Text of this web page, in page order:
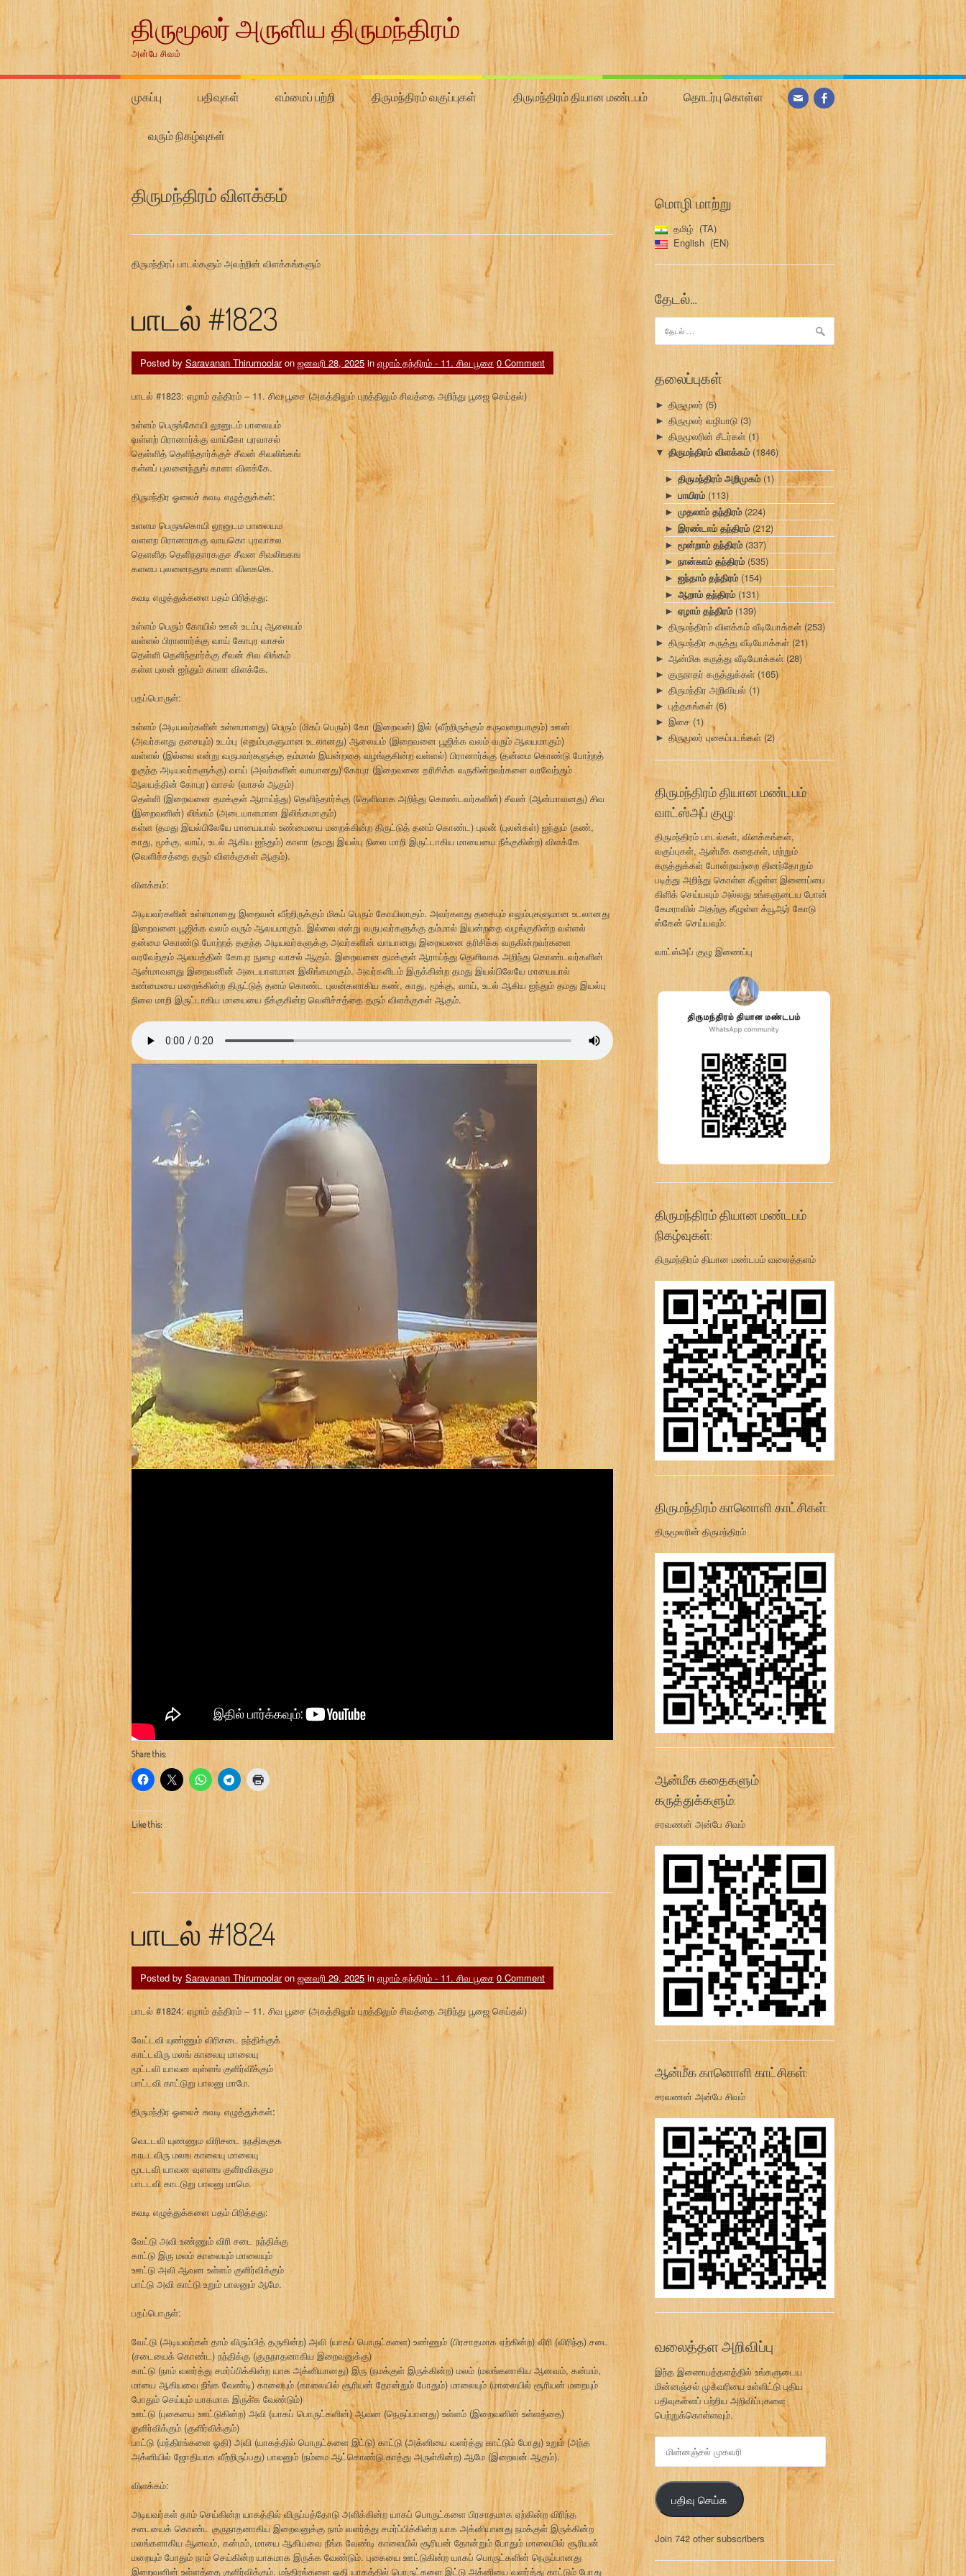
திருமூலர் அருளிய திருமந்திரம்
அன்பே சிவம்
முகப்பு பதிவுகள் எம்மைப் பற்றி திருமந்திரம் வகுப்புகள் திருமந்திரம் தியான மண்டபம் தொடர்பு கொள்ள
வரும் நிகழ்வுகள்
திருமந்திரம் விளக்கம்
திருமந்திரப் பாடல்களும் அவற்றின் விளக்கங்களும்
பாடல் #1823
Posted by Saravanan Thirumoolaron ஜனவரி 28, 2025 in ஏழாம் தந்திரம் - 11. சிவ பூசை 0 Comment
பாடல் #1823: ஏழாம் தந்திரம் – 11. சிவ பூசை (அகத்திலும் புறத்திலும் சிவத்தை அறிந்து பூஜை செய்தல்)
உள்ளம் பெருங்கோயி லூனுடம் பாலையம்
வள்ளற் பிரானார்க்கு வாய்கோ புரவாசல்
தெள்ளித் தெளிந்தார்க்குச் சீவன் சிவலிங்கங்
கள்ளப் புலனைந்துங் காளா விளக்கே.
திருமந்திர ஓலைச் சுவடி எழுத்துக்கள்:
உளளம பெருஙகொயி லூனுடம பாலையம
வளளற பிரானாரககு வாயகொ புரவாசல
தெளளித தெளிநதாரககுச சீவன சிவலிஙகங
களளப புலனைநதுங காளா விளககெ.
சுவடி எழுத்துக்களை பதம் பிரித்தது:
உள்ளம் பெரும் கோயில் ஊன் உடம்பு ஆலையம்
வள்ளல் பிரானார்க்கு வாய் கோபுர வாசல்
தெள்ளி தெளிந்தார்க்கு சீவன் சிவ லிங்கம்
கள்ள புலன் ஐந்தும் காளா விளக்கே.
பதப்பொருள்:
உள்ளம் (அடியவர்களின் உள்ளமானது) பெரும் (மிகப் பெரும்) கோ (இறைவன்) இல் (வீற்றிருக்கும் கருவறையாகும்) ஊன்
(அவர்களது தசையும்) உடம்பு (எலும்புகளுமான உடலானது) ஆலையம் (இறைவனை பூஜிக்க வலம் வரும் ஆலயமாகும்)
வள்ளல் (இல்லை என்று வருபவர்களுக்கு தம்மால் இயன்றதை வழங்குகின்ற வள்ளல்) பிரானார்க்கு (தன்மை கொண்டு போற்றத்
தகுந்த அடியவர்களுக்கு) வாய் (அவர்களின் வாயானது) கோபுர (இறைவனை தரிசிக்க வருகின்றவர்களை வரவேற்கும்
ஆலயத்தின் கோபுர) வாசல் (வாசல் ஆகும்)
தெள்ளி (இறைவனை தமக்குள் ஆராய்ந்து) தெளிந்தார்க்கு (தெளிவாக அறிந்து கொண்டவர்களின்) சீவன் (ஆன்மாவனது) சிவ
(இறைவனின்) லிங்கம் (அடையாளமான இலிங்கமாகும்)
கள்ள (தமது இயல்பிலேயே மாயையால் உண்மையை மறைக்கின்ற திருட்டுத் தனம் கொண்ட) புலன் (புலன்கள்) ஐந்தும் (கண்,
காது, மூக்கு, வாய், உடல் ஆகிய ஐந்தும்) காளா (தமது இயல்பு நிலை மாறி இருட்டாகிய மாயையை நீக்குகின்ற) விளக்கே
(வெளிச்சத்தை தரும் விளக்குகள் ஆகும்).
விளக்கம்:
அடியவர்களின் உள்ளமானது இறைவன் வீற்றிருக்கும் மிகப் பெரும் கோயிலாகும். அவர்களது தசையும் எலும்புகளுமான உடலானது
இறைவனை பூஜிக்க வலம் வரும் ஆலயமாகும். இல்லை என்று வருபவர்களுக்கு தம்மால் இயன்றதை வழங்குகின்ற வள்ளல்
தன்மை கொண்டு போற்றத் தகுந்த அடியவர்களுக்கு அவர்களின் வாயானது இறைவனை தரிசிக்க வருகின்றவர்களை
வரவேற்கும் ஆலயத்தின் கோபுர நுழை வாசல் ஆகும். இறைவனை தமக்குள் ஆராய்ந்து தெளிவாக அறிந்து கொண்டவர்களின்
ஆன்மாவனது இறைவனின் அடையாளமான இலிங்கமாகும். அவர்களிடம் இருக்கின்ற தமது இயல்பிலேயே மாயையால்
உண்மையை மறைக்கின்ற திருட்டுத் தனம் கொண்ட புலன்களாகிய கண், காது, மூக்கு, வாய், உடல் ஆகிய ஐந்தும் தமது இயல்பு
நிலை மாறி இருட்டாகிய மாயையை நீக்குகின்ற வெளிச்சத்தை தரும் விளக்குகள் ஆகும்.
Share this:
Like this:
பாடல் #1824
Posted by Saravanan Thirumoolaron ஜனவரி 29, 2025 in ஏழாம் தந்திரம் - 11. சிவ பூசை 0 Comment
பாடல் #1824: ஏழாம் தந்திரம் – 11. சிவ பூசை (அகத்திலும் புறத்திலும் சிவத்தை அறிந்து பூஜை செய்தல்)
வேட்டவி யுண்ணும் விரிசடை நந்திக்குக்
காட்டவிரு மலங் காலையு மாலையு
மூட்டவி யாவன வுள்ளங் குளிர்விக்கும்
பாட்டவி காட்டுறு பாலனு மாமே.
திருமந்திர ஓலைச் சுவடி எழுத்துக்கள்:
வெடடவி யுணணும விரிசடை நநதிககுக
காடடவிரு மலங காலையு மாலையு
மூடடவி யாவன வுளளங குளிரவிககும
பாடடவி காடடுறு பாலனு மாமெ.
சுவடி எழுத்துக்களை பதம் பிரித்தது:
வேட்டு அவி உண்ணும் விரி சடை நந்திக்கு
காட்டு இரு மலம் காலையும் மாலையும்
ஊட்டு அவி ஆவன உள்ளம் குளிர்விக்கும்
பாட்டு அவி காட்டு உறும் பாலனும் ஆமே.
பதப்பொருள்:
வேட்டு (அடியவர்கள் தாம் விரும்பித் தருகின்ற) அவி (யாகப் பொருட்களை) உண்ணும் (பிரசாதமாக ஏற்கின்ற) விரி (விரிந்த) சடை
(சடையைக் கொண்ட) நந்திக்கு (குருநாதனாகிய இறைவனுக்கு)
காட்டு (நாம் வளர்த்து சமர்ப்பிக்கின்ற யாக அக்னியானது) இரு (நமக்குள் இருக்கின்ற) மலம் (மலங்களாகிய ஆனவம், கன்மம்,
மாயை ஆகியவை நீங்க வேண்டி) காலையும் (காலையில் சூரியன் தோன்றும் போதும்) மாலையும் (மாலையில் சூரியன் மறையும்
போதும் செய்யும் யாகமாக இருக்க வேண்டும்)
ஊட்டு (புகையை ஊட்டுகின்ற) அவி (யாகப் பொருட்களின்) ஆவன (நெருப்பானது) உள்ளம் (இறைவனின் உள்ளத்தை)
குளிர்விக்கும் (குளிர்விக்கும்)
பாட்டு (மந்திரங்களை ஓதி) அவி (யாகத்தில் பொருட்களை இட்டு) காட்டு (அக்னியை வளர்த்து காட்டும் போது) உறும் (அந்த
அக்னியில் ஜோதியாக வீற்றிருப்பது) பாலனும் (நம்மை ஆட்கொண்டு காத்து அருள்கின்ற) ஆமே (இறைவன் ஆகும்).
விளக்கம்:
அடியவர்கள் தாம் செய்கின்ற யாகத்தில் விருப்பத்தோடு அளிக்கின்ற யாகப் பொருட்களை பிரசாதமாக ஏற்கின்ற விரிந்த
சடையைக் கொண்ட குருநாதனாகிய இறைவனுக்கு நாம் வளர்த்து சமர்ப்பிக்கின்ற யாக அக்னியானது நமக்குள் இருக்கின்ற
மலங்களாகிய ஆனவம், கன்மம், மாயை ஆகியவை நீங்க வேண்டி காலையில் சூரியன் தோன்றும் போதும் மாலையில் சூரியன்
மறையும் போதும் நாம் செய்கின்ற யாகமாக இருக்க வேண்டும். புகையை ஊட்டுகின்ற யாகப் பொருட்களின் நெருப்பானது
இறைவனின் உள்ளத்தை குளிர்விக்கும். மந்திரங்களை ஓதி யாகத்தில் பொருட்களை இட்டு அக்னியை வளர்த்து காட்டும் போது
மொழி மாற்று
தமிழ்
TA
English
EN
தேடல்…
தேடு:
தலைப்புகள்
► திருமூலர் (5)
► திருமூலர் வழிபாடு (3)
► திருமூலரின் சீடர்கள் (1)
▼ திருமந்திரம் விளக்கம்(1846)
► திருமந்திரம் அறிமுகம்(1)
► பாயிரம்(113)
► முதலாம் தந்திரம்(224)
► இரண்டாம் தந்திரம்(212)
► மூன்றாம் தந்திரம் (337)
► நான்காம் தந்திரம் (535)
► ஐந்தாம் தந்திரம் (154)
► ஆறாம் தந்திரம்(131)
► ஏழாம் தந்திரம்(139)
► திருமந்திரம் விளக்கம் வீடியோக்கள் (253)
► திருமந்திர கருத்து வீடியோக்கள் (21)
► ஆன்மிக கருத்து வீடியோக்கள் (28)
► குருநாதர் கருத்துக்கள் (165)
► திருமந்திர அறிவியல் (1)
► புத்தகங்கள் (6)
► இசை (1)
► திருமூலர் புகைப்படங்கள் (2)
திருமந்திரம் தியான மண்டபம்
வாட்ஸ்அப் குழு:
திருமந்திரம் பாடல்கள், விளக்கங்கள்,
வகுப்புகள், ஆன்மீக கதைகள், மற்றும்
கருத்துக்கள் போன்றவற்றை தினந்தோறும்
படித்து அறிந்து கொள்ள கீழுள்ள இணைப்பை
கிளிக் செய்யவும் அல்லது உங்களுடைய போன்
கேமராவில் அதற்கு கீழுள்ள க்யூஆர் கோடு
ஸ்கேன் செய்யவும்:
வாட்ஸ்அப் குழு இணைப்பு
திருமந்திரம் தியான மண்டபம்
நிகழ்வுகள்:
திருமந்திரம் தியான மண்டபம் வலைத்தளம்
திருமந்திரம் கானொளி காட்சிகள்:
திருமூலரின் திருமந்திரம்
ஆன்மீக கதைகளும்
கருத்துக்களும்:
சரவணன் அன்பே சிவம்
ஆன்மீக கானொளி காட்சிகள்:
சரவணன் அன்பே சிவம்
வலைத்தள அறிவிப்பு
இந்த இணையத்தளத்தில் உங்களுடைய
மின்னஞ்சல் முகவரியை உள்ளிட்டு புதிய
பதிவுகளைப் பற்றிய அறிவிப்புகளை
பெற்றுக்கொள்ளவும்.
ன
ஞ்
ச
ல்
க
வ
பதிவு செய்க
Join 742 other subscribers